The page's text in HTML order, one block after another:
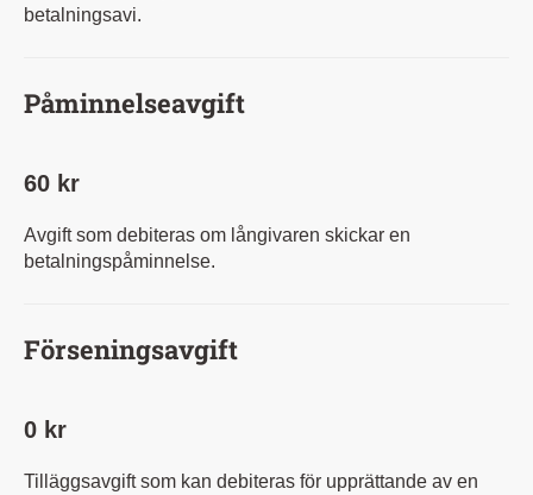
betalningsavi.
Påminnelseavgift
60 kr
Avgift som debiteras om långivaren skickar en
betalningspåminnelse.
Förseningsavgift
0 kr
Tilläggsavgift som kan debiteras för upprättande av en